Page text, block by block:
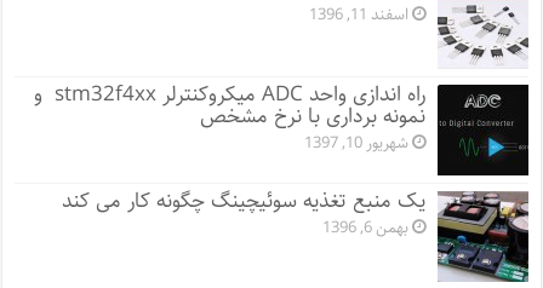
اسفند 11, 1396
راه اندازی واحد ADC میکروکنترلر stm32f4xx و
نمونه برداری با نرخ مشخص
شهریور 10, 1397
یک منبع تغذیه سوئیچینگ چگونه کار می کند
بهمن 6, 1396